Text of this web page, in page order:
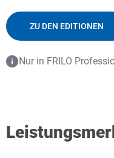
ZU DEN EDITIONEN
Nur in FRILO